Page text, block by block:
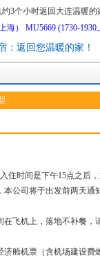
3个小时返回大连温暖的
海） MU5669 (1730-
：返回您温暖的家！
住时间是下午15点之后
公司将于出发前两天
飞机上，落地不补餐，
舱机票（含机场建设